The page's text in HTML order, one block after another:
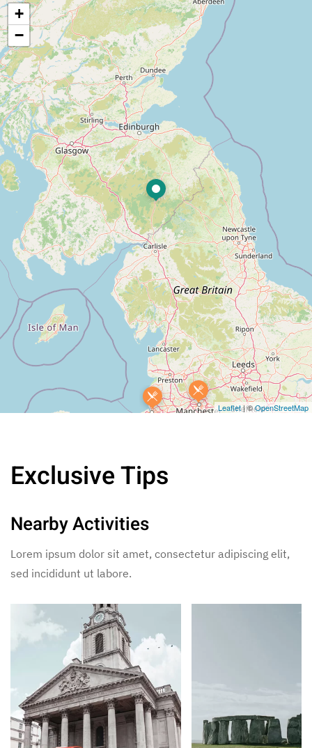
+
−
Leaflet| ©OpenStreetMap
Exclusive Tips
Nearby Activities
Lorem ipsum dolor sit amet, consectetur adipiscing elit,
sed incididunt ut labore.